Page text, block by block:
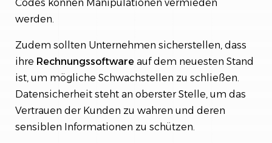
Codes können Manipulationen vermieden
werden.
Zudem sollten Unternehmen sicherstellen, dass
ihre Rechnungssoftware auf dem neuesten Stand
ist, um mögliche Schwachstellen zu schließen.
Datensicherheit steht an oberster Stelle, um das
Vertrauen der Kunden zu wahren und deren
sensiblen Informationen zu schützen.